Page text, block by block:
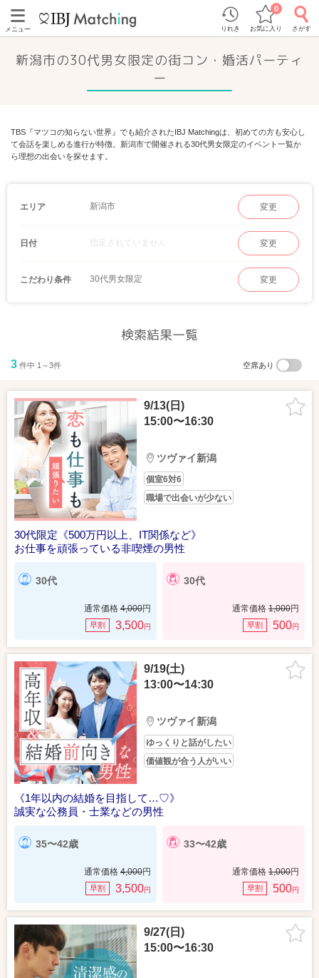
メニュー りれき お気に入り
0
さがす
新潟市の30代男女限定の街コン・婚活パーティ
ー
TBS『マツコの知らない世界』でも紹介されたIBJ Matchingは、初めての方も安心し
て会話を楽しめる進行が特徴。新潟市で開催される30代男女限定のイベント一覧か
ら理想の出会いを探せます。
エリア 新潟市 変更
日付 指定されていません 変更
こだわり条件 30代男女限定 変更
検索結果一覧
3 件中 1～3件 空席あり
9/13(日)
15:00〜16:30
ツヴァイ新潟
個室6対6
職場で出会いが少ない
30代限定《500万円以上、IT関係など》
お仕事を頑張っている非喫煙の男性
30代
通常価格 4,000円
早割 3,500円
30代
通常価格 1,000円
早割 500円
9/19(土)
13:00〜14:30
ツヴァイ新潟
ゆっくりと話がしたい
価値観が合う人がいい
《1年以内の結婚を目指して…♡》
誠実な公務員・士業などの男性
35〜42歳
通常価格 4,000円
早割 3,500円
33〜42歳
通常価格 1,000円
早割 500円
9/27(日)
15:00〜16:30